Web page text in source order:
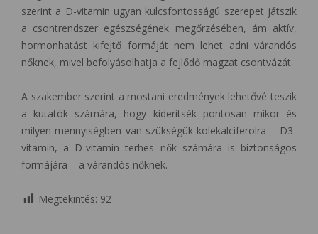
szerint a D-vitamin ugyan kulcsfontosságú szerepet játszik
a csontrendszer egészségének megőrzésében, ám aktív,
hormonhatást kifejtő formáját nem lehet adni várandós
nőknek, mivel befolyásolhatja a fejlődő magzat csontvázát.
A szakember szerint a mostani eredmények lehetővé teszik
a kutatók számára, hogy kiderítsék pontosan mikor és
milyen mennyiségben van szükségük kolekalciferolra – D3-
vitamin, a D-vitamin terhes nők számára is biztonságos
formájára – a várandós nőknek.
Megtekintés: 92